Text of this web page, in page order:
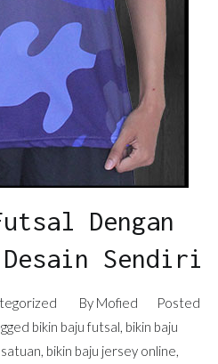
Dengan
Desain Sendiri
By Mofied
Posted
bikin baju futsal, bikin baju
, bikin baju jersey online,